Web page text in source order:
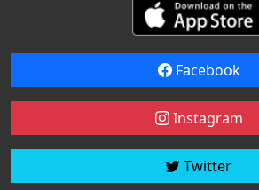
Facebook
Instagram
Twitter